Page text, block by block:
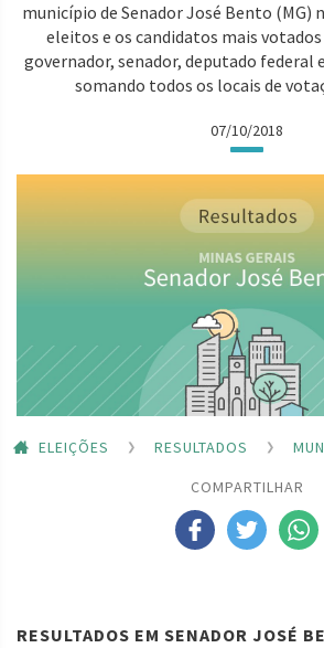
município de Senador José Bento (MG)
eleitos e os candidatos mais
governador, senador, deputado federal
somando todos os locais de
07/10/2018
ELEIÇÕES RESULTADOS
COMPARTILHAR
RESULTADOS EM SENADOR JOSÉ